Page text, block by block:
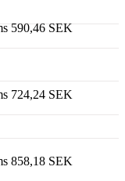
590,46 SEK
724,24 SEK
858,18 SEK